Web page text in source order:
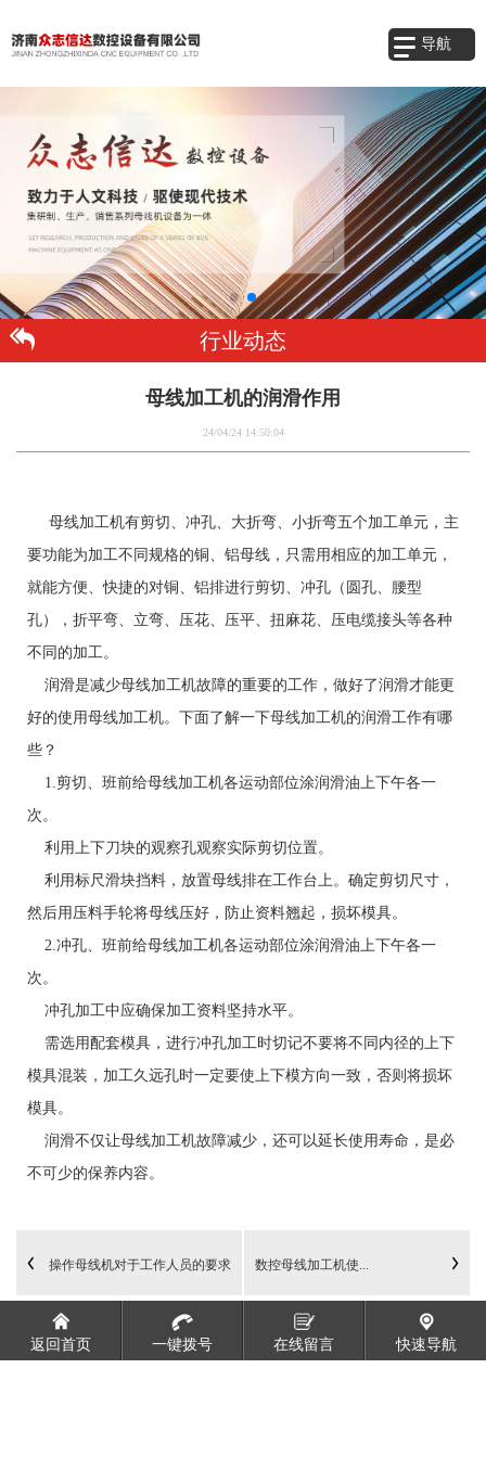
导航
行业动态
母线加工机的润滑作用
24/04/24 14:50:04
母线加工机有剪切、冲孔、大折弯、小折弯五个加工单元，主
要功能为加工不同规格的铜、铝母线，只需用相应的加工单元，
就能方便、快捷的对铜、铝排进行剪切、冲孔（圆孔、腰型
孔），折平弯、立弯、压花、压平、扭麻花、压电缆接头等各种
不同的加工。
润滑是减少母线加工机故障的重要的工作，做好了润滑才能更
好的使用母线加工机。下面了解一下母线加工机的润滑工作有哪
些？
1.剪切、班前给母线加工机各运动部位涂润滑油上下午各一
次。
利用上下刀块的观察孔观察实际剪切位置。
利用标尺滑块挡料，放置母线排在工作台上。确定剪切尺寸，
然后用压料手轮将母线压好，防止资料翘起，损坏模具。
2.冲孔、班前给母线加工机各运动部位涂润滑油上下午各一
次。
冲孔加工中应确保加工资料坚持水平。
需选用配套模具，进行冲孔加工时切记不要将不同内径的上下
模具混装，加工久远孔时一定要使上下模方向一致，否则将损坏
模具。
润滑不仅让母线加工机故障减少，还可以延长使用寿命，是必
不可少的保养内容。
操作母线机对于工作人员的要求 数控母线加工机使...
返回首页 一键拨号 在线留言 快速导航